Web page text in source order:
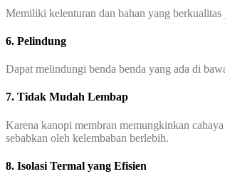
Memiliki kelenturan dan bahan yang
6. Pelindung
Dapat melindungi benda benda yang ada di
7. Tidak Mudah Lembap
Karena kanopi membran memungkinkan
sebabkan oleh kelembaban berlebih.
8. Isolasi Termal yang Efisien